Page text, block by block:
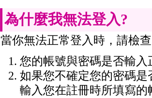
為什麼我無法登入?
當你無法正常登入時，請檢
您的帳號與密碼是否輸入
如果您不確定您的密碼
輸入您在註冊時所填寫